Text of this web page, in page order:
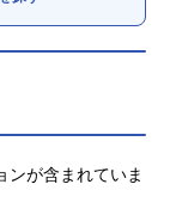
が含まれていま